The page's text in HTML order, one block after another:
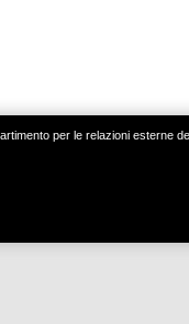
per le relazioni esterne